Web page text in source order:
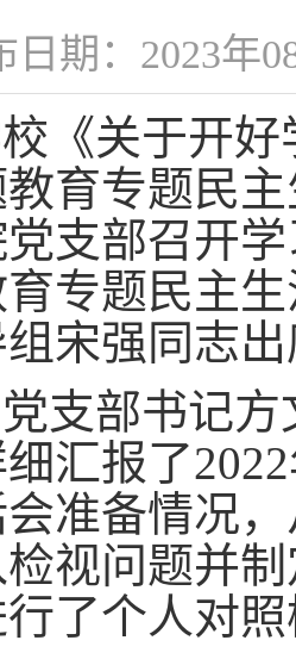
日期：2023
《关于开
育专题民
支部召开
专题民主
宋强同志
支部书记
汇报了
会准备情况
视问题并
了个人对